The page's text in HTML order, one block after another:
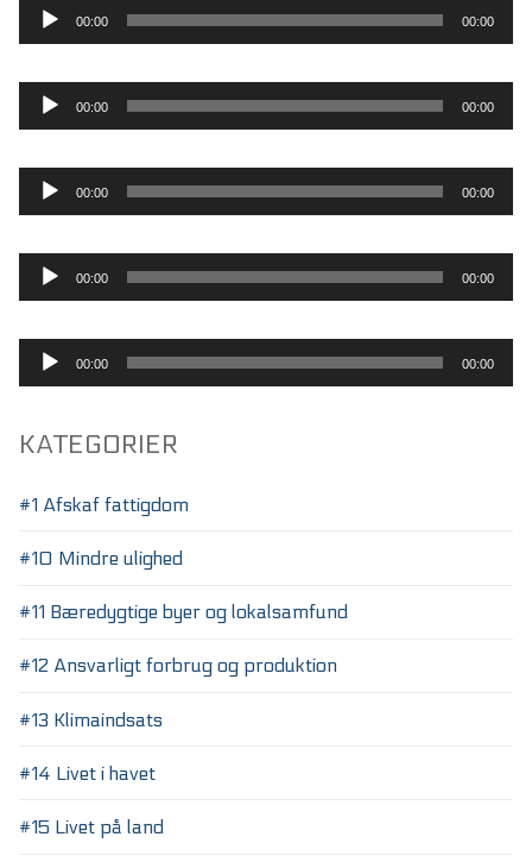
Lydafspiller
00:00 00:00
Lydafspiller
00:00 00:00
Lydafspiller
00:00 00:00
Lydafspiller
00:00 00:00
Lydafspiller
00:00 00:00
KATEGORIER
#1 Afskaf fattigdom
#10 Mindre ulighed
#11 Bæredygtige byer og lokalsamfund
#12 Ansvarligt forbrug og produktion
#13 Klimaindsats
#14 Livet i havet
#15 Livet på land